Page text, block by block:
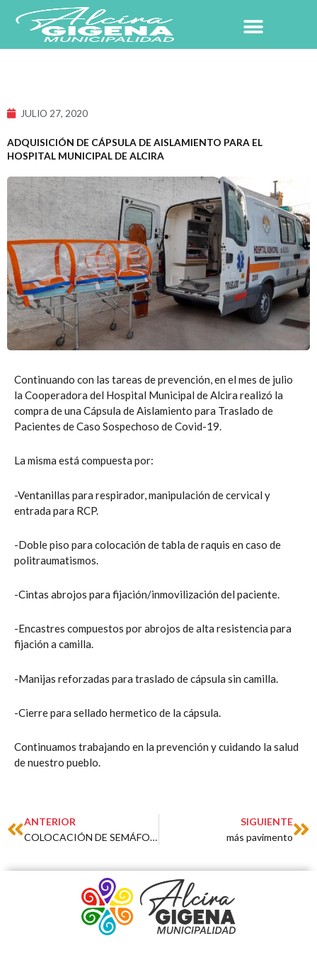
contenido
JULIO 27, 2020
ADQUISICIÓN DE CÁPSULA DE AISLAMIENTO PARA EL
HOSPITAL MUNICIPAL DE ALCIRA
Continuando con las tareas de prevención, en el mes de julio
la Cooperadora del Hospital Municipal de Alcira realizó la
compra de una Cápsula de Aislamiento para Traslado de
Pacientes de Caso Sospechoso de Covid-19.
La misma está compuesta por:
-Ventanillas para respirador, manipulación de cervical y
entrada para RCP.
-Doble piso para colocación de tabla de raquis en caso de
politraumatismos.
-Cintas abrojos para fijación/inmovilización del paciente.
-Encastres compuestos por abrojos de alta resistencia para
fijación a camilla.
-Manijas reforzadas para traslado de cápsula sin camilla.
-Cierre para sellado hermetico de la cápsula.
Continuamos trabajando en la prevención y cuidando la salud
de nuestro pueblo.
Prev
ANTERIOR
COLOCACIÓN DE SEMÁFOROS
SIGUIENTE
más pavimento